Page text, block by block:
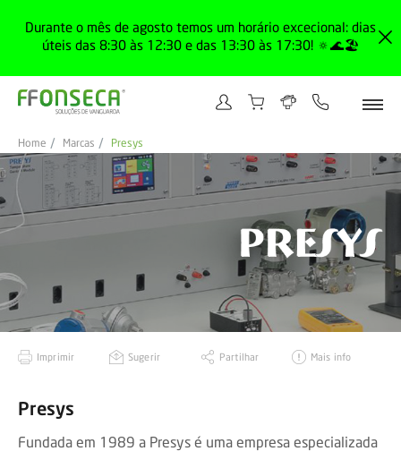
Durante o mês de agosto temos um horário excecional: dias
úteis das 8:30 às 12:30 e das 13:30 às 17:30! 🔅🌊🏖️
Home Marcas Presys
Imprimir Sugerir Partilhar Mais info
Presys
Fundada em 1989 a Presys é uma empresa especializada